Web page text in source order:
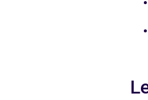
Free2move Rent - CAR